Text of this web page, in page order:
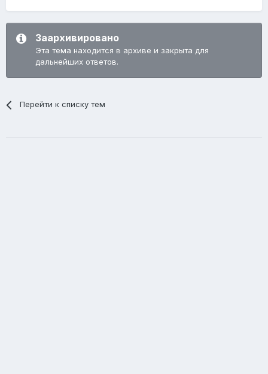
Заархивировано
Эта тема находится в архиве и закрыта для
дальнейших ответов.
Перейти к списку тем